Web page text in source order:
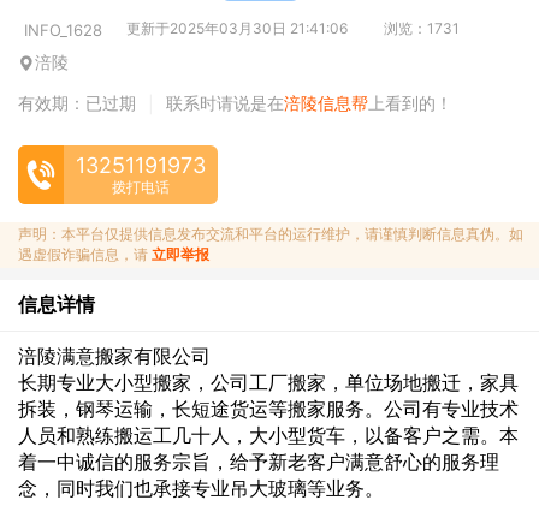
INFO_1628 更新于2025年03月30日 21:41:06 浏览：1731
涪陵
有效期：已过期
联系时请说是在涪陵信息帮 上看到的！
13251191973
拨打电话
声明：本平台仅提供信息发布交流和平台的运行维护，请谨慎判断信息真伪。如
遇虚假诈骗信息，请 立即举报
信息详情
涪陵满意搬家有限公司
长期专业大小型搬家，公司工厂搬家，单位场地搬迁，家具
拆装，钢琴运输，长短途货运等搬家服务。公司有专业技术
人员和熟练搬运工几十人，大小型货车，以备客户之需。本
着一中诚信的服务宗旨，给予新老客户满意舒心的服务理
念，同时我们也承接专业吊大玻璃等业务。